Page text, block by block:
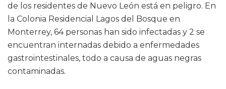
de los residentes de Nuevo León está en peligro. En
la Colonia Residencial Lagos del Bosque en
Monterrey, 64 personas han sido infectadas y 2 se
encuentran internadas debido a enfermedades
gastrointestinales, todo a causa de aguas negras
contaminadas.